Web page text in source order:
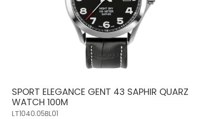
SPORT ELEGANCE GENT 43 SAPHIR QUARZ
WATCH 100M
LT1040.05BL01